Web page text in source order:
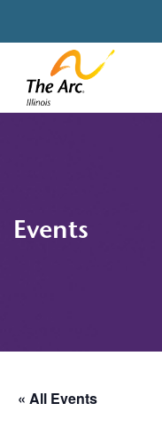
Events
« All Events